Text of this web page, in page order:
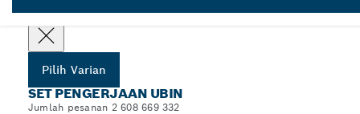
Pilih Varian
SET PENGERJAAN UBIN
Jumlah pesanan 2 608 669 332